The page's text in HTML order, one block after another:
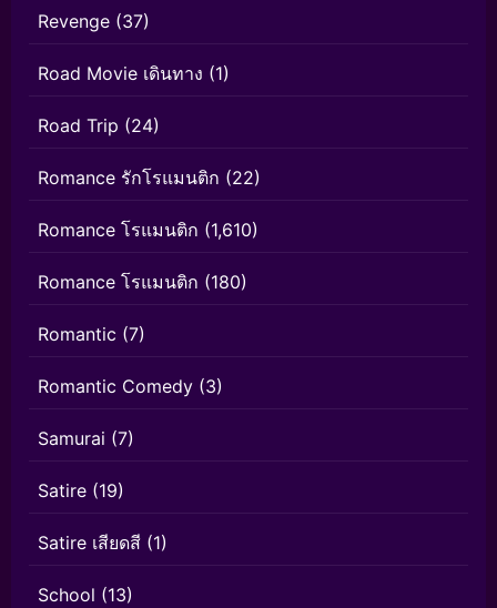
Revenge (37)
Road Movie เดินทาง (1)
Road Trip (24)
Romance รักโรแมนติก (22)
Romance โรแมนติก (1,610)
Romance โรแมนติก (180)
Romantic (7)
Romantic Comedy (3)
Samurai (7)
Satire (19)
Satire เสียดสี (1)
School (13)